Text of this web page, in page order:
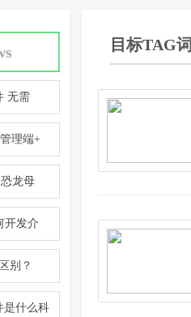
无需
理端+
龙母
开发介
别？
是什么科
目标TAG词